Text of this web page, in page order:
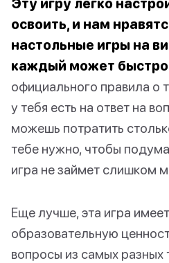
Эту игру легко
освоить, и нам
настольные игры на
каждый может быстро
официального правила о
у тебя есть на ответ на
можешь потратить
тебе нужно, чтобы
игра не займет слишком
Еще лучше, эта игра
образовательную
вопросы из самых